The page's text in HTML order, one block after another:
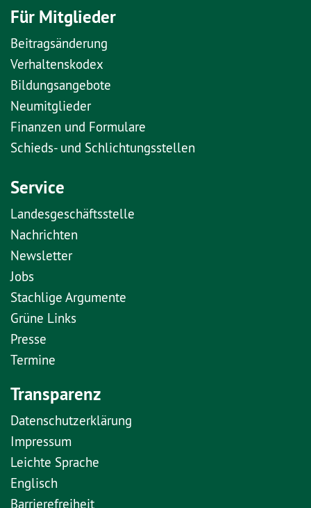
Für Mitglieder
Beitragsänderung
Verhaltenskodex
Bildungsangebote
Neumitglieder
Finanzen und Formulare
Schieds- und Schlichtungsstellen
Service
Landesgeschäftsstelle
Nachrichten
Newsletter
Jobs
Stachlige Argumente
Grüne Links
Presse
Termine
Transparenz
Datenschutzerklärung
Impressum
Leichte Sprache
Englisch
Barrierefreiheit